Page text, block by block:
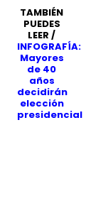
TAMBIÉN
PUEDES
LEER /
INFOGRAFÍA:
Mayores
de 40
años
decidirán
elección
presidencial